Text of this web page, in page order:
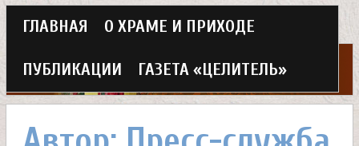
Перейти
к
основному
содержанию
Х
Г
л
а
ГЛАВНАЯ О ХРАМЕ И ПРИХОДЕ
ПУБЛИКАЦИИ ГАЗЕТА «ЦЕЛИТЕЛЬ»